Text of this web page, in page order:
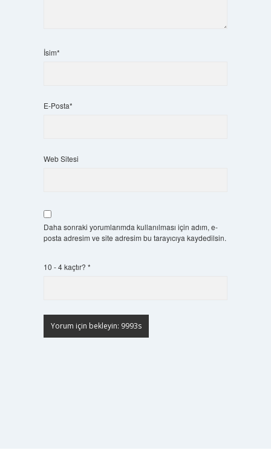
İsim*
E-Posta*
Web Sitesi
Daha sonraki yorumlarımda kullanılması için adım, e-
posta adresim ve site adresim bu tarayıcıya kaydedilsin.
10 - 4 kaçtır? *